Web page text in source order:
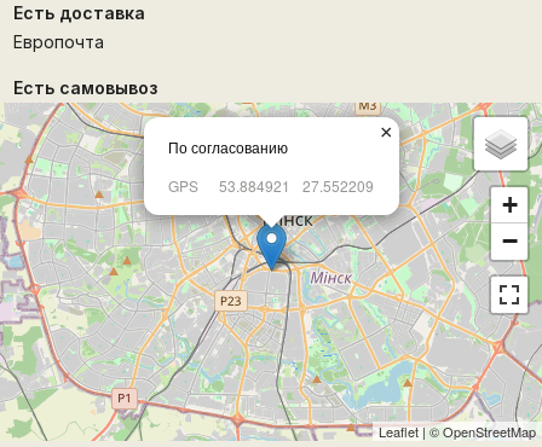
Есть доставка
Европочта
Есть самовывоз
По согласованию
GPS
53.884921 27.552209
×
+
−
Leaflet| ©OpenStreetMap